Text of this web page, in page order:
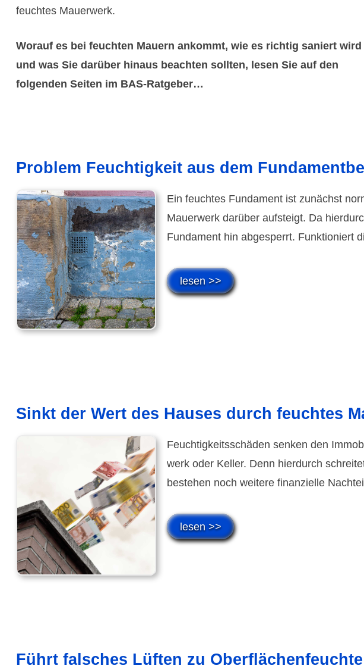
feuchtes Mauerwerk.
Worauf es bei feuchten Mauern ankommt, wie es richtig saniert wird
und was Sie darüber hinaus beachten sollten, lesen Sie auf den
folgenden Seiten im BAS-Ratgeber…
Problem Feuchtigkeit aus dem
Ein feuchtes Fundament ist zunächst
Mauerwerk darüber aufsteigt. Da
Fundament hin abgesperrt. Funktioniert
lesen >>
Sinkt der Wert des Hauses durch feuchtes
Feuchtig­keits­schäden senken den
werk oder Keller. Denn hier­durch
bestehen noch weitere finan­zielle
lesen >>
Führt falsches Lüften zu